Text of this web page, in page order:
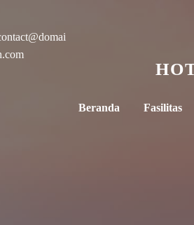
Beranda Fasilitas